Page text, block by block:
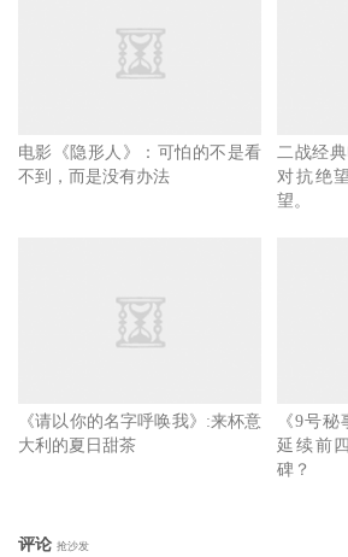
电影《隐形人》：可怕的不是看
不到，而是没有办法
二战经
对抗绝
望。
《请以你的名字呼唤我》:来杯意
大利的夏日甜茶
《9号
延续前
碑？
评论 抢沙发